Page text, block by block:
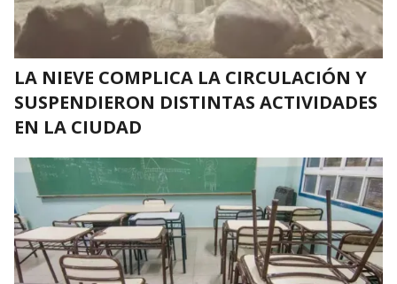
LA NIEVE COMPLICA LA CIRCULACIÓN Y
SUSPENDIERON DISTINTAS ACTIVIDADES
EN LA CIUDAD